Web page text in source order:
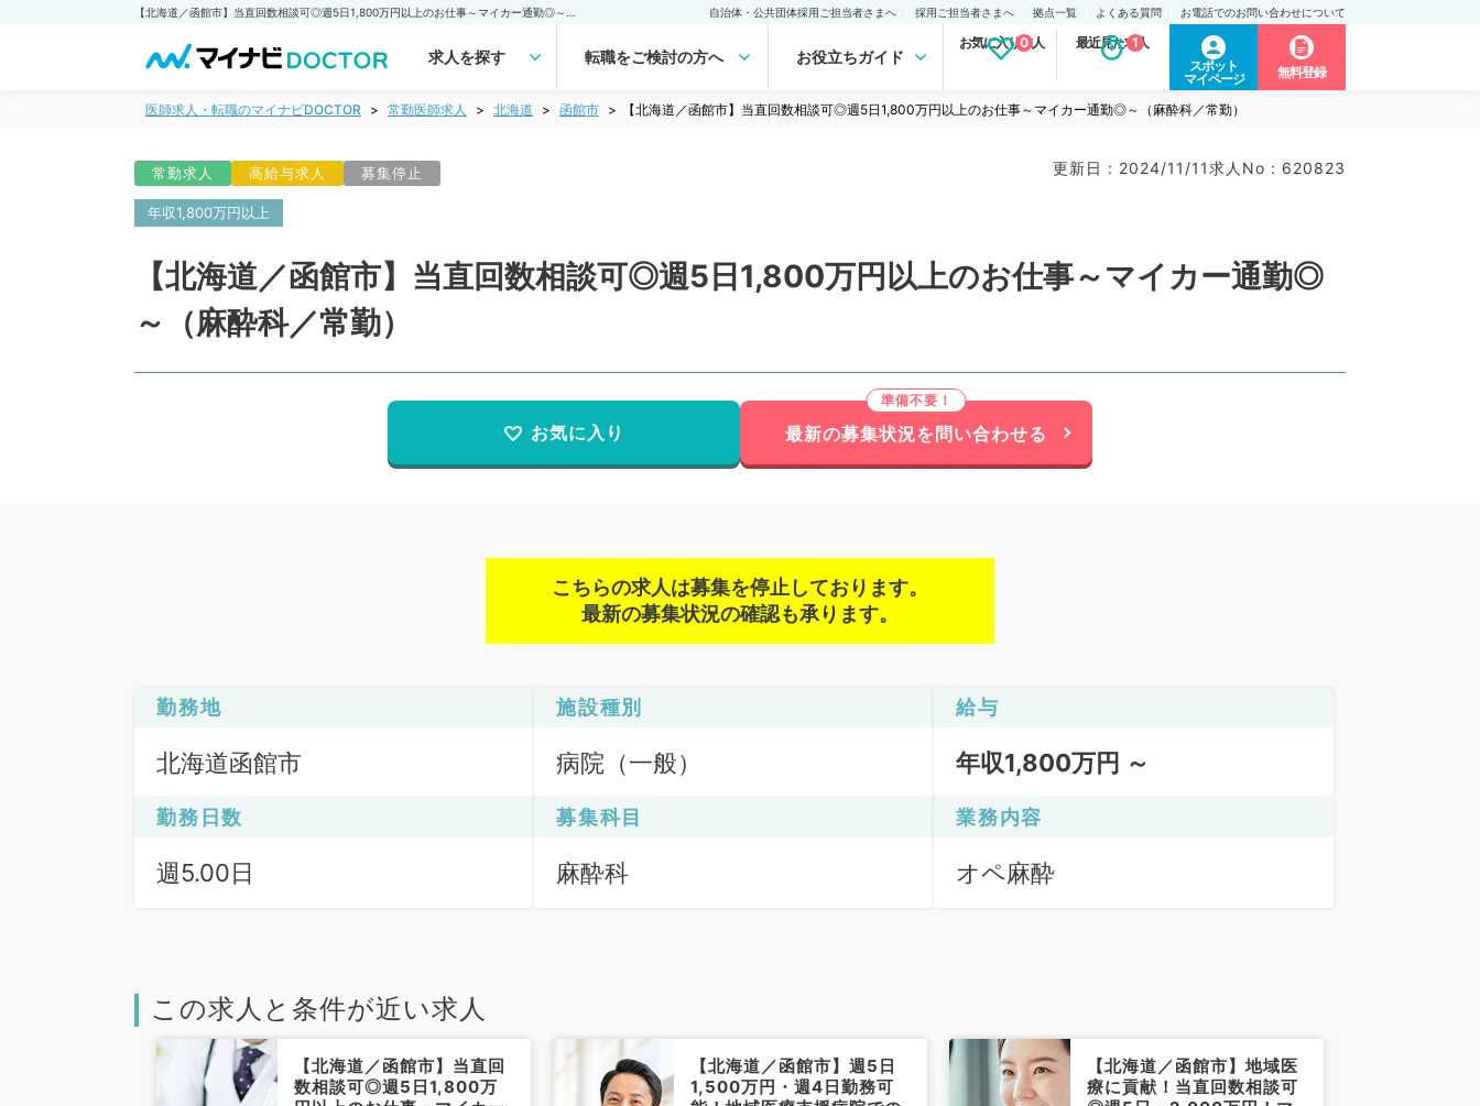
自治体・公共団体採用ご担当者さまへ 採用ご担当者さまへ 拠点一覧 よくある質問 お電話でのお問い合わせについて
求人を探す 転職をご検討の方へ お役立ちガイド
お気に入り求人
0 最近見た求人
1
スポット
マイページ
無料登録
医師求人・転職のマイナビDOCTOR 常勤医師求人 北海道 函館市 【北海道／函館市】当直回数相談可◎週5日1,800万円以上のお仕事～マイカー通勤◎～（麻酔科／常勤）
常勤求人 高給与求人 募集停止 更新日 : 2024/11/11求人No : 620823
年収1,800万円以上
【北海道／函館市】当直回数相談可◎週5日1,800万円以上のお仕事～マイカー通勤◎
～（麻酔科／常勤）
お気に入り 最新の募集状況を問い合わせる
こちらの求人は募集を停止しております。
最新の募集状況の確認も承ります。
勤務地
北海道函館市
施設種別
病院（一般）
給与
年収1,800万円 ～
勤務日数
週5.00日
募集科目
麻酔科
業務内容
オペ麻酔
この求人と条件が近い求人
【北海道／函館市】当直回
数相談可◎週5日1,800万
【北海道／函館市】週5日
1,500万円・週4日勤務可
【北海道／函館市】地域医
療に貢献！当直回数相談可